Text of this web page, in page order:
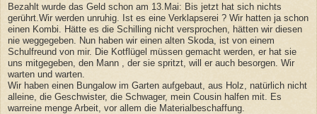
Bezahlt wurde das Geld schon am 13.Mai: Bis jetzt hat sich nichts
gerührt.Wir werden unruhig. Ist es eine Verklapserei ? Wir hatten ja schon
einen Kombi. Hätte es die Schilling nicht versprochen, hätten wir diesen
nie weggegeben. Nun haben wir einen alten Skoda, ist von einem
Schulfreund von mir. Die Kotflügel müssen gemacht werden, er hat sie
uns mitgegeben, den Mann , der sie spritzt, will er auch besorgen. Wir
warten und warten.
Wir haben einen Bungalow im Garten aufgebaut, aus Holz, natürlich nicht
alleine, die Geschwister, die Schwager, mein Cousin halfen mit. Es
warreine menge Arbeit, vor allem die Materialbeschaffung.